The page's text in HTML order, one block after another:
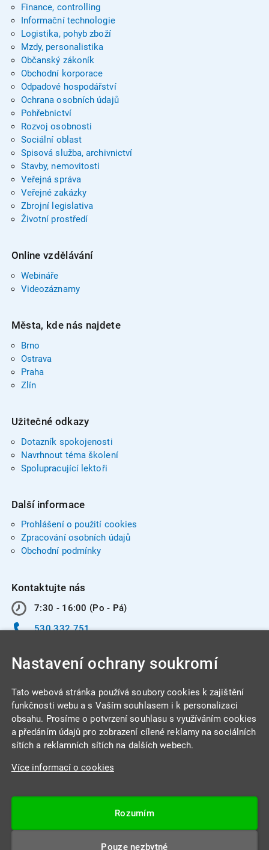
Finance, controlling
Informační technologie
Logistika, pohyb zboží
Mzdy, personalistika
Občanský zákoník
Obchodní korporace
Odpadové hospodářství
Ochrana osobních údajů
Pohřebnictví
Rozvoj osobnosti
Sociální oblast
Spisová služba, archivnictví
Stavby, nemovitosti
Veřejná správa
Veřejné zakázky
Zbrojní legislativa
Životní prostředí
Online vzdělávání
Webináře
Videozáznamy
Města, kde nás najdete
Brno
Ostrava
Praha
Zlín
Užitečné odkazy
Dotazník spokojenosti
Navrhnout téma školení
Spolupracující lektoři
Další informace
Prohlášení o použití cookies
Zpracování osobních údajů
Obchodní podmínky
Kontaktujte nás
7:30 - 16:00 (Po - Pá)
530 332 751
INTEGRA CENTRUM s.r.o.
Jabloňová 662/7
Datová schránka: 4beca6d
Nastavení ochrany soukromí
Tato webová stránka používá soubory cookies k zajištění
funkčnosti webu a s Vaším souhlasem i k personalizaci
obsahu. Prosíme o potvrzení souhlasu s využíváním cookies
a předáním údajů pro zobrazení cílené reklamy na sociálních
sítích a reklamních sítích na dalších webech.
Více informací o cookies
Rozumím
Pouze nezbytné